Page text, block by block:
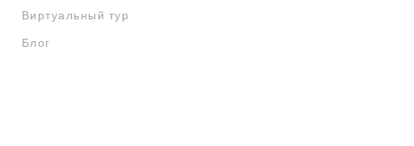
Виртуальный тур
Блог